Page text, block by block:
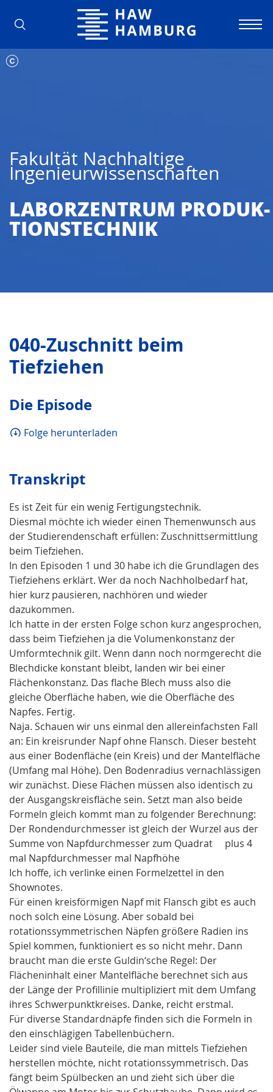
Hochschule für Angewandte
Fakultät Nachhaltige
Ingenieurwissenschaften
LABORZENTRUM PRODUK­
TIONSTECHNIK
040-Zuschnitt beim
Tiefziehen
Die Episode
Folge herunterladen
Transkript
Es ist Zeit für ein wenig Fertigungstechnik.
Diesmal möchte ich wieder einen Themenwunsch aus
der Studierendenschaft erfüllen: Zuschnittsermittlung
beim Tiefziehen.
In den Episoden 1 und 30 habe ich die Grundlagen des
Tiefziehens erklärt. Wer da noch Nachholbedarf hat,
hier kurz pausieren, nachhören und wieder
dazukommen.
Ich hatte in der ersten Folge schon kurz angesprochen,
dass beim Tiefziehen ja die Volumenkonstanz der
Umformtechnik gilt. Wenn dann noch normgerecht die
Blechdicke konstant bleibt, landen wir bei einer
Flächenkonstanz. Das flache Blech muss also die
gleiche Oberfläche haben, wie die Oberfläche des
Napfes. Fertig.
Naja. Schauen wir uns einmal den allereinfachsten Fall
an: Ein kreisrunder Napf ohne Flansch. Dieser besteht
aus einer Bodenfläche (ein Kreis) und der Mantelfläche
(Umfang mal Höhe). Den Bodenradius vernachlässigen
wir zunächst. Diese Flächen müssen also identisch zu
der Ausgangskreisfläche sein. Setzt man also beide
Formeln gleich kommt man zu folgender Berechnung:
Der Rondendurchmesser ist gleich der Wurzel aus der
Summe von Napfdurchmesser zum Quadrat plus 4
mal Napfdurchmesser mal Napfhöhe
Ich hoffe, ich verlinke einen Formelzettel in den
Shownotes.
Für einen kreisförmigen Napf mit Flansch gibt es auch
noch solch eine Lösung. Aber sobald bei
rotationssymmetrischen Näpfen größere Radien ins
Spiel kommen, funktioniert es so nicht mehr. Dann
braucht man die erste Guldin‘sche Regel: Der
Flächeninhalt einer Mantelfläche berechnet sich aus
der Länge der Profillinie multipliziert mit dem Umfang
ihres Schwerpunktkreises. Danke, reicht erstmal.
Für diverse Standardnäpfe finden sich die Formeln in
den einschlägigen Tabellenbüchern.
Leider sind viele Bauteile, die man mittels Tiefziehen
herstellen möchte, nicht rotationssymmetrisch. Das
fängt beim Spülbecken an und zieht sich über die